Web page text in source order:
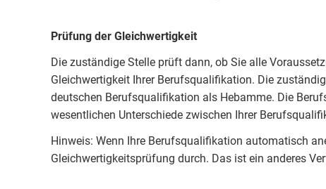
Prüfung der Gleichwertigkeit
Die zuständige Stelle prüft dann, ob Sie alle
Gleichwertigkeit Ihrer Berufsqualifikation. Die
deutschen Berufsqualifikation als Hebamme. Die
wesentlichen Unterschiede zwischen Ihrer
Hinweis: Wenn Ihre Berufsqualifikation automatisch
Gleichwertigkeitsprüfung durch. Das ist ein anderes